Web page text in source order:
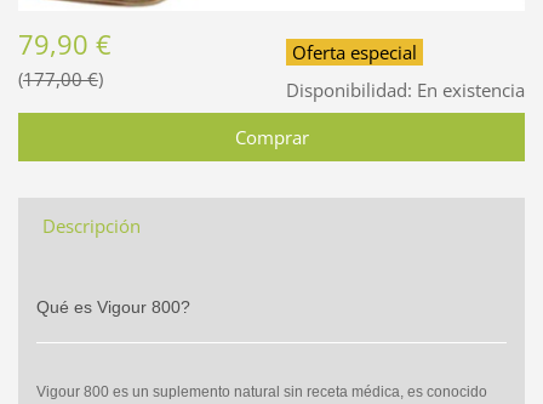
Oferta especial
Disponibilidad: En existencia
79,90 €
177,00 €
Descripción
Qué es Vigour 800?
Vigour 800 es un suplemento natural sin receta médica, es conocido